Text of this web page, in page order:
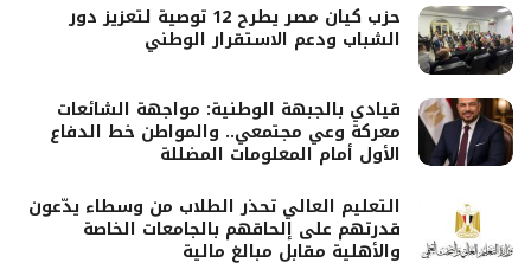
حزب كيان مصر يطرح 12 توصية لتعزيز دور
الشباب ودعم الاستقرار الوطني
قيادي بالجبهة الوطنية: مواجهة الشائعات
معركة وعي مجتمعي.. والمواطن خط الدفاع
الأول أمام المعلومات المضللة
التعليم العالي تحذر الطلاب من وسطاء يدّعون
قدرتهم على إلحاقهم بالجامعات الخاصة
والأهلية مقابل مبالغ مالية